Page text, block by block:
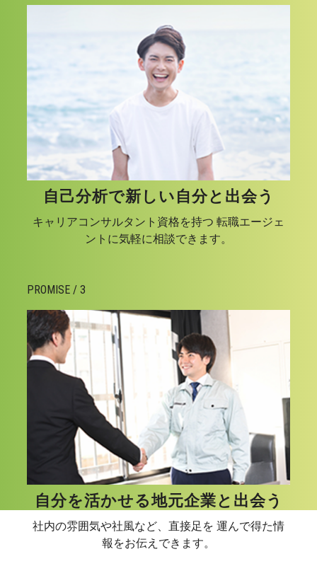
自己分析で新しい自分と出会う
キャリアコンサルタント資格を持つ 転職エージェ
ントに気軽に相談できます。
PROMISE / 3
自分を活かせる地元企業と出会う
社内の雰囲気や社風など、直接足を 運んで得た情
報をお伝えできます。